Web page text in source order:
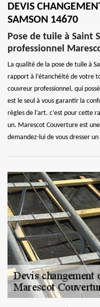
DEVIS
SAMSON 14670
Pose de tuile à Saint
professionnel
La qualité de la pose de tuile à
rapport à l’étanchéité de votre
couvreur professionnel, qui
est le seul à vous garantir la
règles de l’art. c’est pour cette
un. Marescot Couverture est
demandez-lui de vous dresser